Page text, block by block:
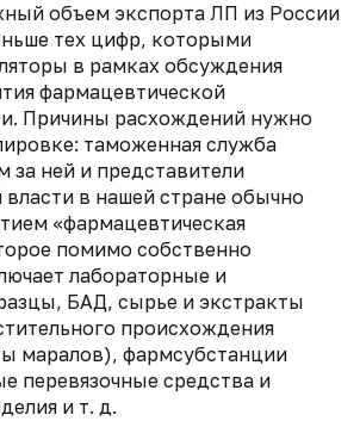
объем экспорта ЛП из России
тех цифр, которыми
в рамках обсуждения
фармацевтической
Причины расхождений нужно
таможенная служба
за ней и представители
власти в нашей стране обычно
«фармацевтическая
помимо собственно
лабораторные и
БАД, сырье и экстракты
происхождения
маралов), фармсубстанции
перевязочные средства и
и т. д.